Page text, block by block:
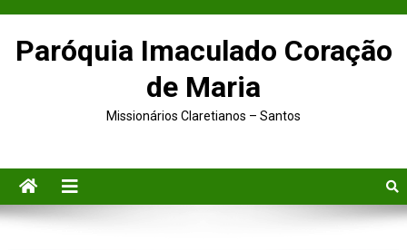
Paróquia Imaculado Coração
de Maria
Missionários Claretianos – Santos